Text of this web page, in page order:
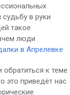
в руки
такое
люди
в Апрелевке
к теме
это приведёт нас